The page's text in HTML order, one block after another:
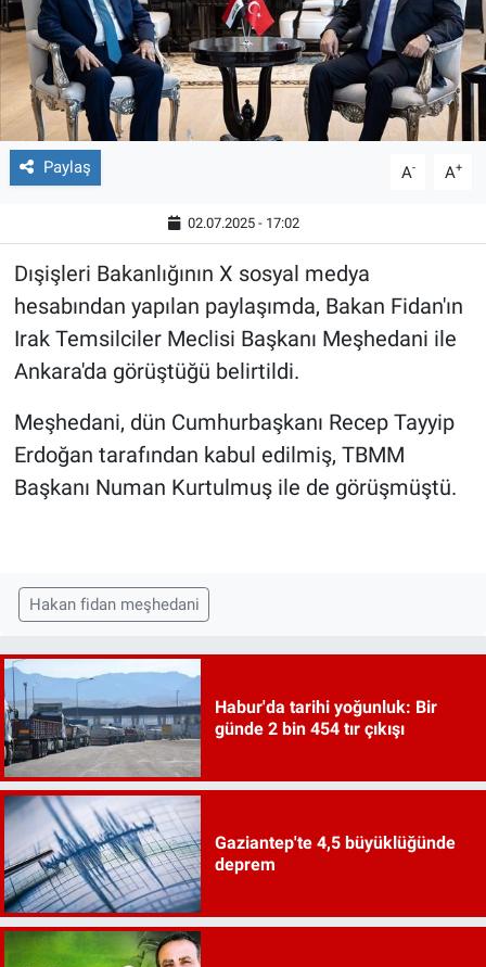
Paylaş A- A+
02.07.2025 - 17:02
Dışişleri Bakanlığının X sosyal medya
hesabından yapılan paylaşımda, Bakan Fidan'ın
Irak Temsilciler Meclisi Başkanı Meşhedani ile
Ankara'da görüştüğü belirtildi.
Meşhedani, dün Cumhurbaşkanı Recep Tayyip
Erdoğan tarafından kabul edilmiş, TBMM
Başkanı Numan Kurtulmuş ile de görüşmüştü.
Hakan fidan meşhedani
Habur'da tarihi yoğunluk: Bir
günde 2 bin 454 tır çıkışı
Gaziantep'te 4,5 büyüklüğünde
deprem